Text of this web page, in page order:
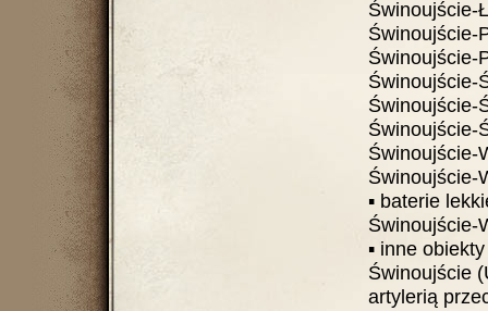
Świnoujście-
Świnoujście-
Świnoujście-
Świnoujście-
Świnoujście-
Świnoujście-
Świnoujście-
Świnoujście-
▪ baterie
Świnoujście-
▪ inne
Świnoujście
artylerią